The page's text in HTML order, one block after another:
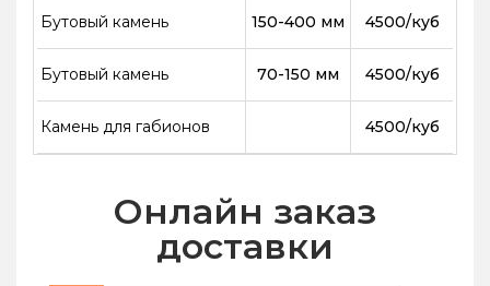
Бутовый камень 150-400 мм 4500/куб
Бутовый камень 70-150 мм 4500/куб
Камень для габионов 4500/куб
Онлайн заказ
доставки